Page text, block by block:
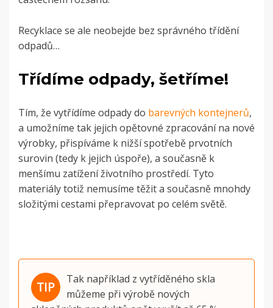
Recyklace se ale neobejde bez správného třídění
odpadů…
Třídíme odpady, šetříme!
Tím, že vytřídíme odpady do barevných kontejnerů,
a umožníme tak jejich opětovné zpracování na nové
výrobky, přispíváme k nižší spotřebě prvotních
surovin (tedy k jejich úspoře), a současně k
menšímu zatížení životního prostředí. Tyto
materiály totiž nemusíme těžit a současně mnohdy
složitými cestami přepravovat po celém světě.
Tak například z vytříděného skla
můžeme při výrobě nových